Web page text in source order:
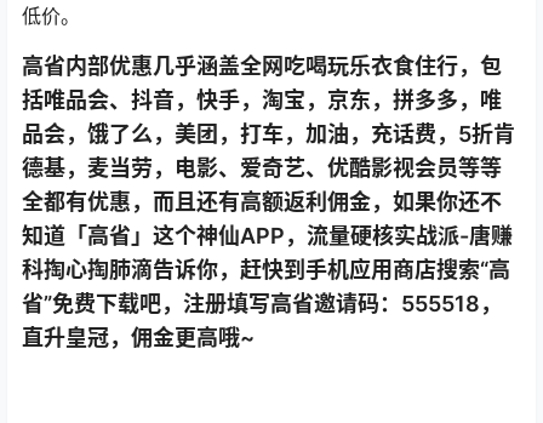
低价。
高省内部优惠几乎涵盖全网吃喝玩乐衣食住行，包
括唯品会、抖音，快手，淘宝，京东，拼多多，唯
品会，饿了么，美团，打车，加油，充话费，5折肯
德基，麦当劳，电影、爱奇艺、优酷影视会员等等
全都有优惠，而且还有高额返利佣金，如果你还不
知道「高省」这个神仙APP，流量硬核实战派-唐赚
科掏心掏肺滴告诉你，赶快到手机应用商店搜索“高
省”免费下载吧，注册填写高省邀请码：555518，
直升皇冠，佣金更高哦~